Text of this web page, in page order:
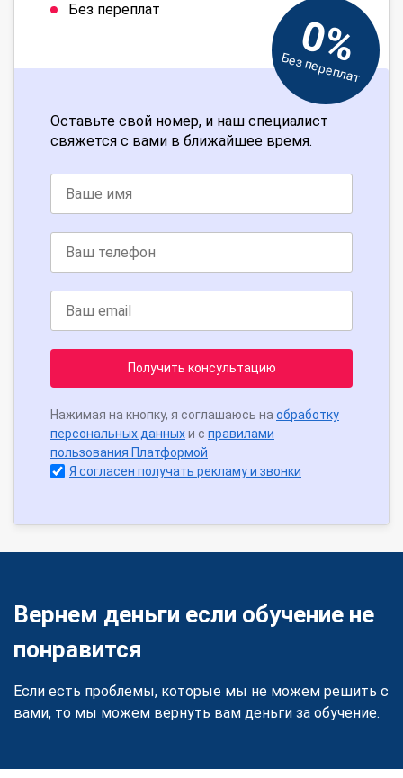
Без переплат
0%
Без переплат
Оставьте свой номер, и наш специалист
свяжется с вами в ближайшее время.
Получить консультацию
Нажимая на кнопку, я соглашаюсь на обработку
персональных данныхи с правилами
пользования Платформой
Я согласен получать рекламу и звонки
Вернем деньги если обучение не
понравится
Если есть проблемы, которые мы не можем решить с
вами, то мы можем вернуть вам деньги за обучение.